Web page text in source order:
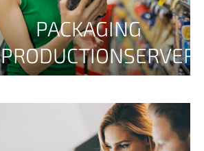
PACKAGING
PRODUCTIONSERVER